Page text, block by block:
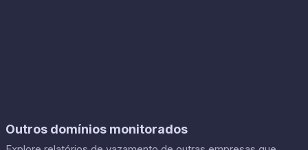
Outros domínios monitorados